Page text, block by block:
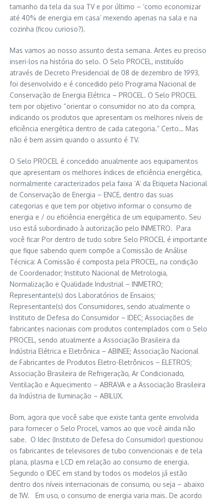
tamanho da tela da sua TV e por último – ‘como economizar
até 40% de energia em casa’ mexendo apenas na sala e na
cozinha (ficou curioso?).
Mas vamos ao nosso assunto desta semana. Antes eu preciso
inseri-los na história do selo. O Selo PROCEL, instituído
através de Decreto Presidencial de 08 de dezembro de 1993,
foi desenvolvido e é concedido pelo Programa Nacional de
Conservação de Energia Elétrica – PROCEL. O Selo PROCEL
tem por objetivo “orientar o consumidor no ato da compra,
indicando os produtos que apresentam os melhores níveis de
eficiência energética dentro de cada categoria.” Certo… Mas
não é bem assim quando o assunto é TV.
O Selo PROCEL é concedido anualmente aos equipamentos
que apresentam os melhores índices de eficiência energética,
normalmente caracterizados pela faixa ‘A’ da Etiqueta Nacional
de Conservação de Energia – ENCE, dentro das suas
categorias e que tem por objetivo informar o consumo de
energia e / ou eficiência energética de um equipamento. Seu
uso está subordinado à autorização pelo INMETRO. Para
você ficar Por dentro de tudo sobre Selo PROCEL é importante
que fique sabendo quem compõe a Comissão de Análise
Técnica: A Comissão é composta pela PROCEL, na condição
de Coordenador; Instituto Nacional de Metrologia,
Normalização e Qualidade Industrial – INMETRO;
Representante(s) dos Laboratórios de Ensaios;
Representante(s) dos Consumidores, sendo atualmente o
Instituto de Defesa do Consumidor – IDEC; Associações de
fabricantes nacionais com produtos contemplados com o Selo
PROCEL, sendo atualmente a Associação Brasileira da
Indústria Elétrica e Eletrônica – ABINEE; Associação Nacional
de Fabricantes de Produtos Eletro-Eletrônicos – ELETROS;
Associação Brasileira de Refrigeração, Ar Condicionado,
Ventilação e Aquecimento – ABRAVA e a Associação Brasileira
da Indústria de Iluminação – ABILUX.
Bom, agora que você sabe que existe tanta gente envolvida
para fornecer o Selo Procel, vamos ao que você ainda não
sabe. O Idec (Instituto de Defesa do Consumidor) questionou
os fabricantes de televisores de tubo convencionais e de tela
plana, plasma e LCD em relação ao consumo de energia.
Segundo o IDEC em stand by todos os modelos já estão
dentro dos níveis internacionais de consumo, ou seja – abaixo
de 1W. Em uso, o consumo de energia varia mais. De acordo